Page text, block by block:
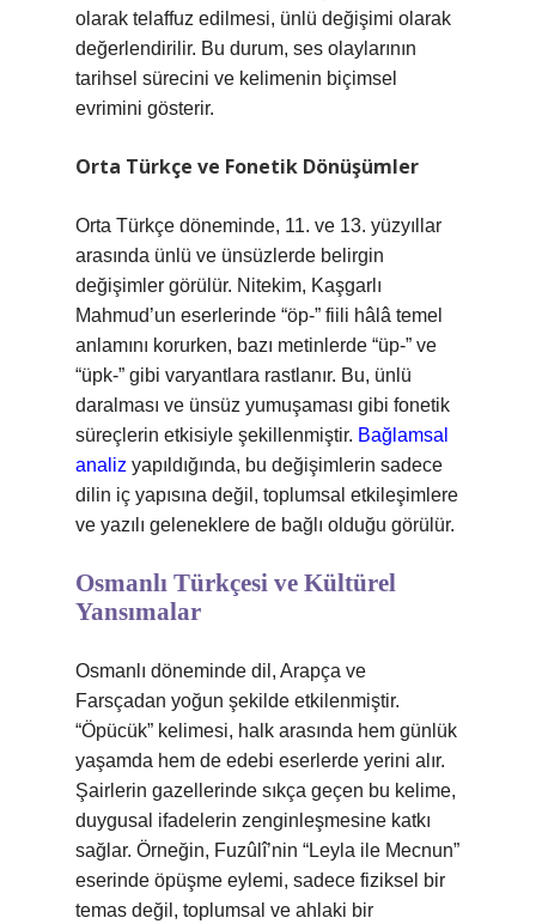
olarak telaffuz edilmesi, ünlü değişimi olarak
değerlendirilir. Bu durum, ses olaylarının
tarihsel sürecini ve kelimenin biçimsel
evrimini gösterir.
Orta Türkçe ve Fonetik Dönüşümler
Orta Türkçe döneminde, 11. ve 13. yüzyıllar
arasında ünlü ve ünsüzlerde belirgin
değişimler görülür. Nitekim, Kaşgarlı
Mahmud’un eserlerinde “öp-” fiili hâlâ temel
anlamını korurken, bazı metinlerde “üp-” ve
“üpk-” gibi varyantlara rastlanır. Bu, ünlü
daralması ve ünsüz yumuşaması gibi fonetik
süreçlerin etkisiyle şekillenmiştir. Bağlamsal
analiz yapıldığında, bu değişimlerin sadece
dilin iç yapısına değil, toplumsal etkileşimlere
ve yazılı geleneklere de bağlı olduğu görülür.
Osmanlı Türkçesi ve Kültürel
Yansımalar
Osmanlı döneminde dil, Arapça ve
Farsçadan yoğun şekilde etkilenmiştir.
“Öpücük” kelimesi, halk arasında hem günlük
yaşamda hem de edebi eserlerde yerini alır.
Şairlerin gazellerinde sıkça geçen bu kelime,
duygusal ifadelerin zenginleşmesine katkı
sağlar. Örneğin, Fuzûlî’nin “Leyla ile Mecnun”
eserinde öpüşme eylemi, sadece fiziksel bir
temas değil, toplumsal ve ahlaki bir